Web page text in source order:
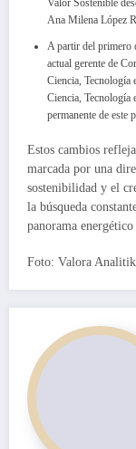
Ana Milena López
A partir del primero
actual gerente de
Ciencia, Tecnología
Ciencia, Tecnología
permanente de este
Estos cambios
marcada por una
sostenibilidad y el
la búsqueda
panorama
Foto: Valora Analitik